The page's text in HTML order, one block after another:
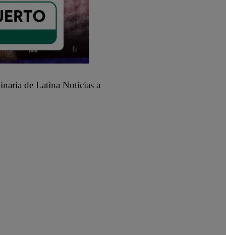
de Latina Noticias a